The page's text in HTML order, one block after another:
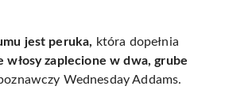
jest peruka, która dopełnia
włosy zaplecione w dwa, grube
Wednesday Addams.